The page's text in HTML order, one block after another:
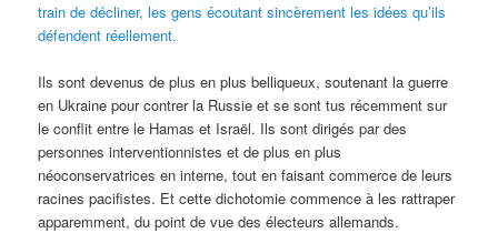
train de décliner, les gens écoutant sincèrement les idées qu’ils
défendent réellement.
Ils sont devenus de plus en plus belliqueux, soutenant la guerre
en Ukraine pour contrer la Russie et se sont tus récemment sur
le conflit entre le Hamas et Israël. Ils sont dirigés par des
personnes interventionnistes et de plus en plus
néoconservatrices en interne, tout en faisant commerce de leurs
racines pacifistes. Et cette dichotomie commence à les rattraper
apparemment, du point de vue des électeurs allemands.